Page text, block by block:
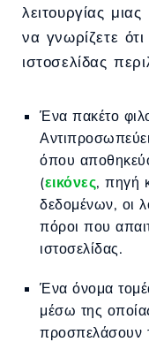
λειτουργίας
να γνωρίζετε
ιστοσελίδας
Ένα πακέτο
όπου
(εικόνες, πηγή
δεδομένων, οι
πόροι που
ιστοσελίδας.
Ένα όνομα
μέσω της
προσπελάσουν